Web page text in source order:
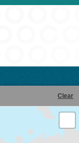
Clear